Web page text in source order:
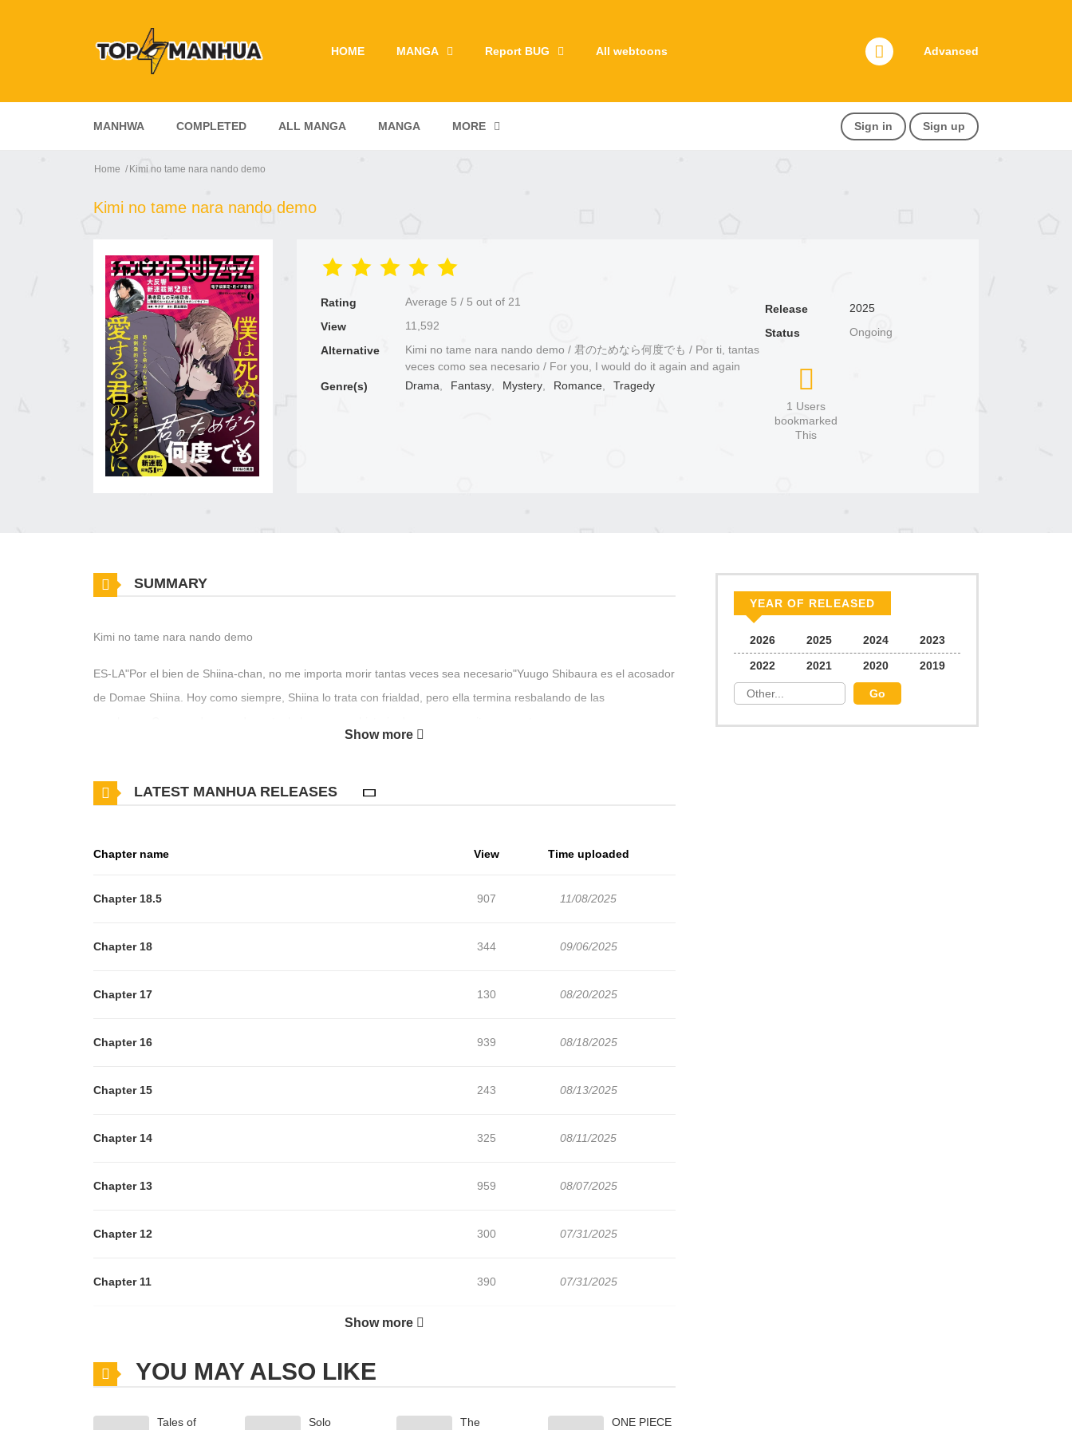
HOME MANGA Report BUG All webtoons Advanced
MANHWA COMPLETED ALL MANGA MANGA MORE Sign in Sign up
Home Kimi no tame nara nando demo
Kimi no tame nara nando demo
Rating Average 5 / 5 out of 21
View
11,592
Alternative
Kimi no tame nara nando demo / 君のためなら何度でも / Por ti, tantas
veces como sea necesario / For you, I would do it again and again
Genre(s)
Drama, Fantasy, Mystery, Romance, Tragedy
Release
2025
Status
Ongoing
1 Users
bookmarked
This
SUMMARY
Kimi no tame nara nando demo
ES-LA"Por el bien de Shiina-chan, no me importa morir tantas veces sea necesario"Yuugo Shibaura es el acosador
de Domae Shiina. Hoy como siempre, Shiina lo trata con frialdad, pero ella termina resbalando de las
Show more
LATEST MANHUA RELEASES
Chapter name View Time uploaded
Chapter 18.5 907 11/08/2025
Chapter 18 344 09/06/2025
Chapter 17 130 08/20/2025
Chapter 16 939 08/18/2025
Chapter 15 243 08/13/2025
Chapter 14 325 08/11/2025
Chapter 13 959 08/07/2025
Chapter 12 300 07/31/2025
Chapter 11 390 07/31/2025
Chapter 9
975 07/22/2025
Show more
YOU MAY ALSO LIKE
Tales of
Solo
The
ONE PIECE
YEAR OF RELEASED
2026 2025 2024
2023
2022
2021 2020 2019